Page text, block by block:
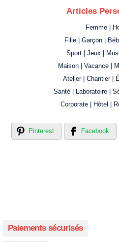
Articles
Femme |
Fille | Garçon |
Sport | Jeux |
Maison | Vacance |
Atelier | Chantier |
Santé | Laboratoire |
Corporate | Hôtel |
Pinterest Facebook
Paiements sécurisés